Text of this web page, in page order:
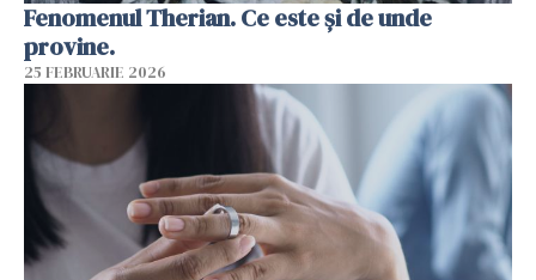
Fenomenul Therian. Ce este și de unde
provine.
25 FEBRUARIE 2026